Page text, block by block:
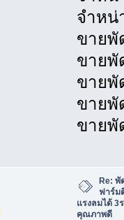
จำห
ขายพั
ขายพั
ขายพั
ขายพั
ขายพั
Re: พั
ฟาร์ม
แรงลมได้ 3
คุณภาพดี